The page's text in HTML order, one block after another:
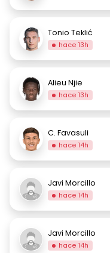
Tonio Teklić
hace 13h
Alieu Njie
hace 13h
C. Favasuli
hace 14h
Javi Morcillo
hace 14h
Javi Morcillo
hace 14h